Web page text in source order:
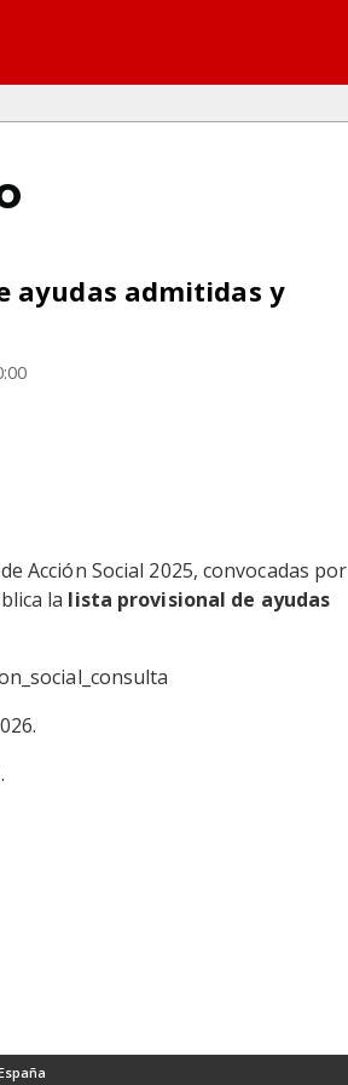
ayudas admitidas y
Acción Social 2025, convocadas por
la lista provisional de ayudas